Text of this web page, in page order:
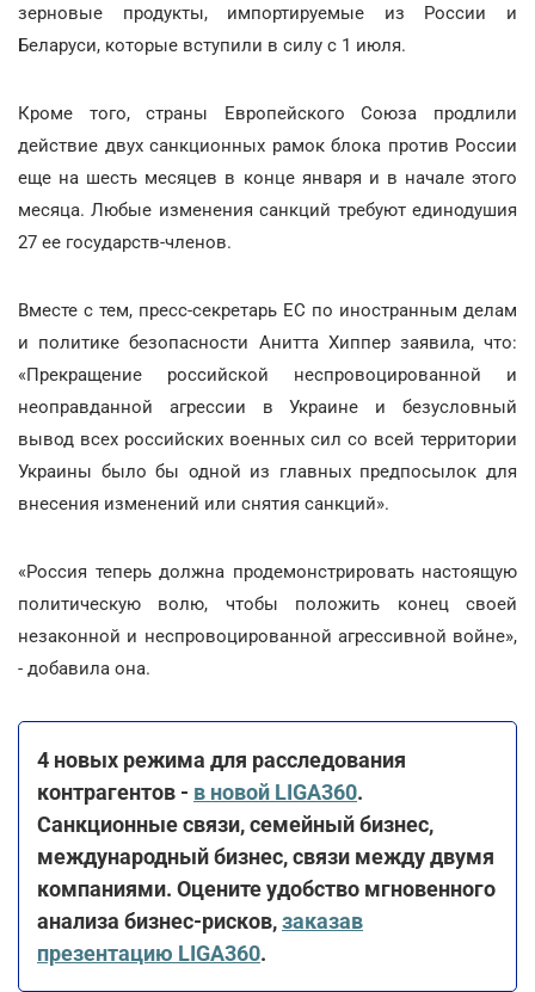
зерновые продукты, импортируемые из России и
Беларуси, которые вступили в силу с 1 июля.
Кроме того, страны Европейского Союза продлили
действие двух санкционных рамок блока против России
еще на шесть месяцев в конце января и в начале этого
месяца. Любые изменения санкций требуют единодушия
27 ее государств-членов.
Вместе с тем, пресс-секретарь ЕС по иностранным делам
и политике безопасности Анитта Хиппер заявила, что:
«Прекращение российской неспровоцированной и
неоправданной агрессии в Украине и безусловный
вывод всех российских военных сил со всей территории
Украины было бы одной из главных предпосылок для
внесения изменений или снятия санкций».
«Россия теперь должна продемонстрировать настоящую
политическую волю, чтобы положить конец своей
незаконной и неспровоцированной агрессивной войне»,
- добавила она.
4 новых режима для расследования
контрагентов - в новой LIGA360.
Санкционные связи, семейный бизнес,
международный бизнес, связи между двумя
компаниями. Оцените удобство мгновенного
анализа бизнес-рисков,заказав
презентацию LIGA360.